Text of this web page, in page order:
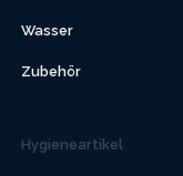
Wasser
Zubehör
Hygieneartikel